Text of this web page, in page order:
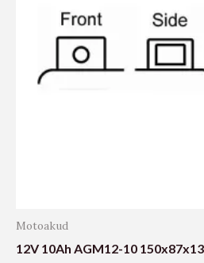
Motoakud
12V 10Ah AGM12-10